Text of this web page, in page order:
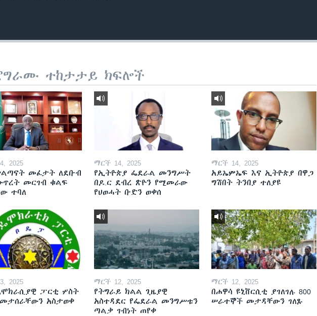
ተከታታይ ክፍሎች
2025
መፈታት ለደቡብ
መርገብ ቁልፍ
ተባለ
ማርች 14, 2025
የኢትዮጵያ ፌደራል መንግሥት
በዶ.ር ደብረ ጽዮን የሚመራው
የህወሓት ቡድን ወቀሰ
ማርች 14, 2025
አይኤምኤፍ እና ኢትዮጵያ በዋጋ
ግሽበት ትንበያ ተለያዩ
2025
ፓርቲ ሦስት
መታሰራቸውን አስታወቀ
ማርች 12, 2025
የትግራይ ክልል ጊዜያዊ
አስተዳደር የፌደራል መንግሥቱን
ጣልቃ ገብነት ጠየቀ
ማርች 12, 2025
በሐዋሳ ዩኒቨርሲቲ ያገለገሉ 800
ሠራተኞች መታዳቸውን ገለጹ